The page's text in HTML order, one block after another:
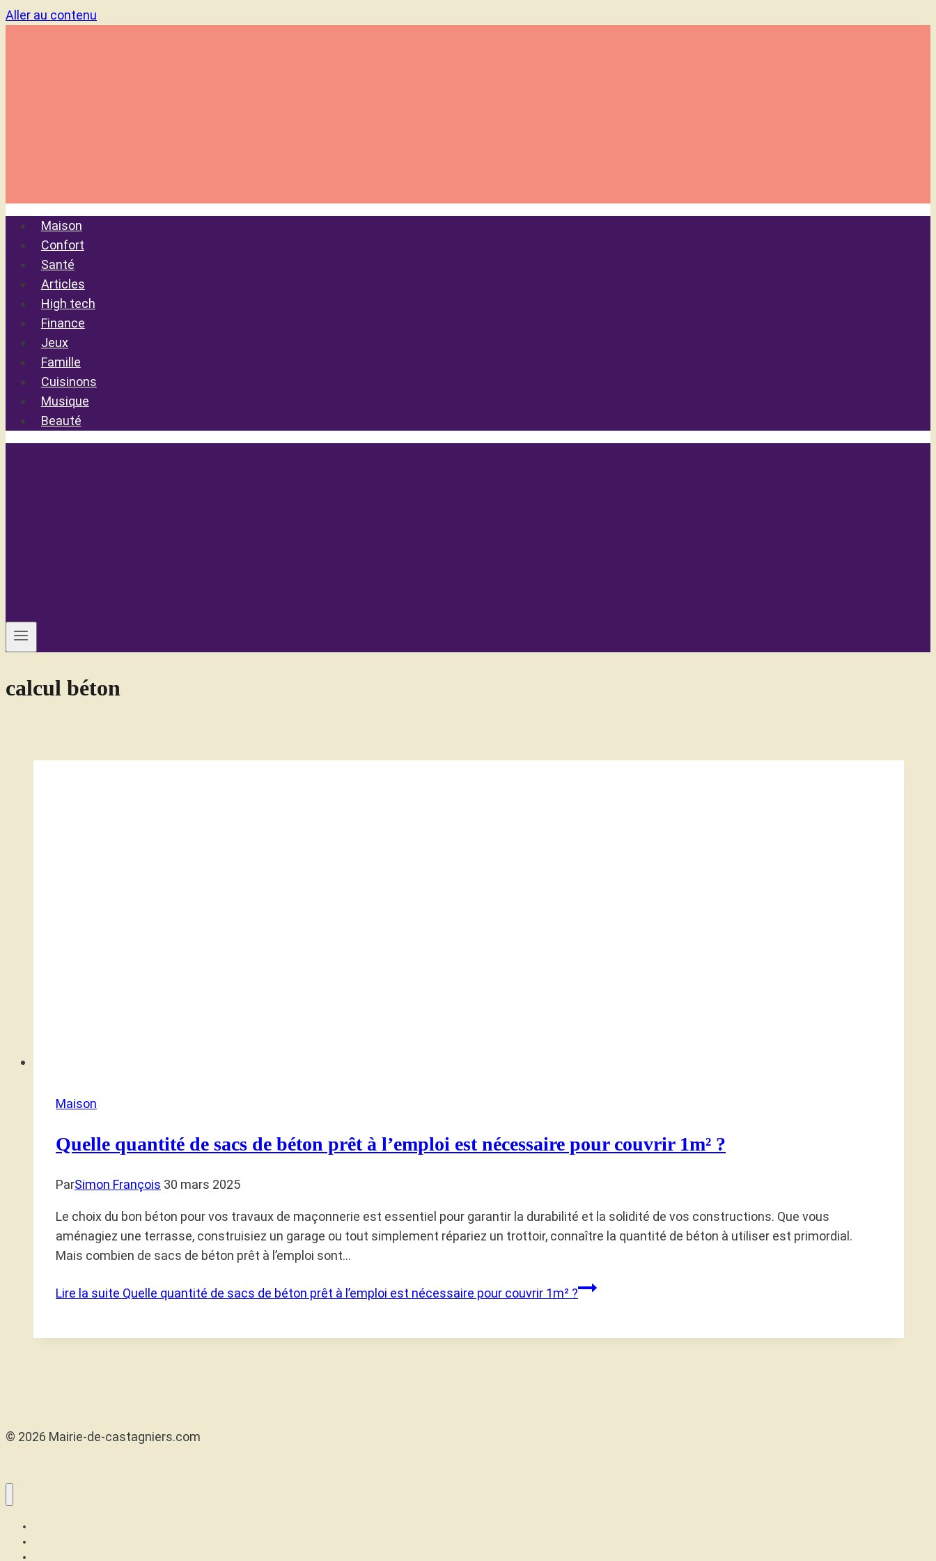
Aller au contenu
Maison
Confort
Santé
Articles
High tech
Finance
Jeux
Famille
Cuisinons
Musique
Beauté
calcul béton
Maison
Quelle quantité de sacs de béton prêt à l’emploi est nécessaire pour couvrir 1m² ?
ParSimon François 30 mars 2025
Le choix du bon béton pour vos travaux de maçonnerie est essentiel pour garantir la durabilité et la solidité de vos constructions. Que vous
aménagiez une terrasse, construisiez un garage ou tout simplement répariez un trottoir, connaître la quantité de béton à utiliser est primordial.
Mais combien de sacs de béton prêt à l’emploi sont…
Lire la suite Quelle quantité de sacs de béton prêt à l’emploi est nécessaire pour couvrir 1m² ?
© 2026 Mairie-de-castagniers.com